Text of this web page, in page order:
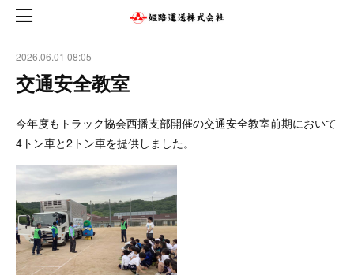
2026.06.01 08:05
交通安全教室
今年度もトラック協会西播支部開催の交通安全教室前期において
4トン車と2トン車を提供しました。